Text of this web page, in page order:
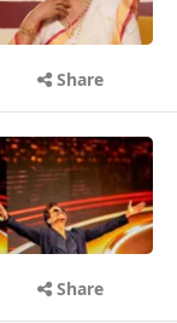
Share
Share